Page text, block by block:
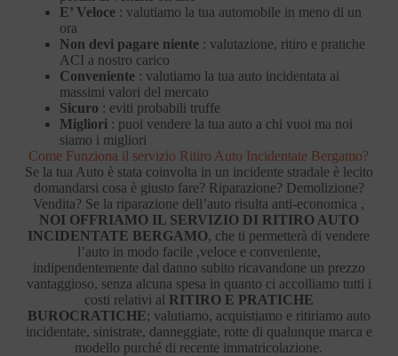
E’ Veloce : valutiamo la tua automobile in meno di un
ora
Non devi pagare niente: valutazione, ritiro e pratiche
ACI a nostro carico
Conveniente: valutiamo la tua auto incidentata ai
massimi valori del mercato
Sicuro : eviti probabili truffe
Migliori : puoi vendere la tua auto a chi vuoi ma noi
siamo i migliori
Come Funziona il servizio Ritiro Auto Incidentate Bergamo?
Se la tua Auto è stata coinvolta in un incidente stradale è lecito
domandarsi cosa è giusto fare? Riparazione? Demolizione?
Vendita? Se la riparazione dell’auto risulta anti-economica ,
NOI OFFRIAMO IL SERVIZIO DI RITIRO AUTO
INCIDENTATE BERGAMO, che ti permetterà di vendere
l’auto in modo facile ,veloce e conveniente,
indipendentemente dal danno subito ricavandone un prezzo
vantaggioso, senza alcuna spesa in quanto ci accolliamo tutti i
costi relativi al RITIRO E PRATICHE
BUROCRATICHE; valutiamo, acquistiamo e ritiriamo auto
incidentate, sinistrate, danneggiate, rotte di qualunque marca e
modello purché di recente immatricolazione.